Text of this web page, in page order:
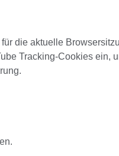
die aktuelle
Tracking-Cookies